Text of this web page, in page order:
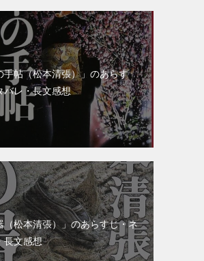
手帖（松本清張）」のあらす
バレ・長文感想
（松本清張）」のあらすじ・ネ
長文感想